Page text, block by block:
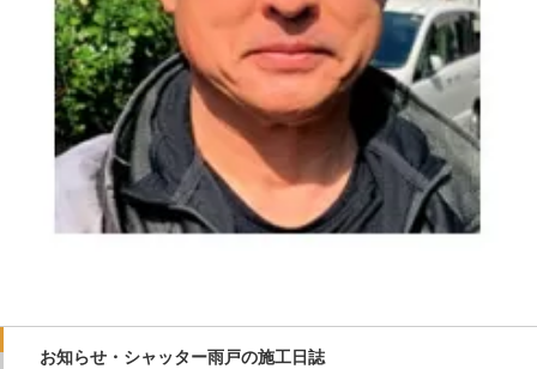
お知らせ・シャッター雨戸の施工日誌